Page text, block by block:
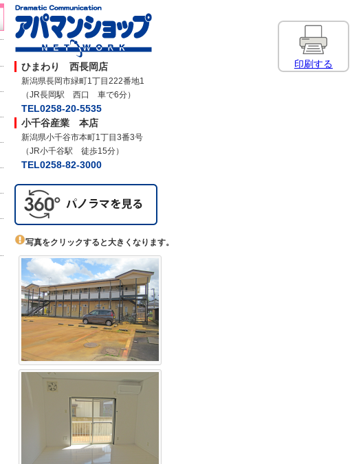
ひまわり 西長岡店
新潟県長岡市緑町1丁目222番地1
（JR長岡駅 西口 車で6分）
TEL0258-20-5535
小千谷産業 本店
新潟県小千谷市本町1丁目3番3号
（JR小千谷駅 徒歩15分）
TEL0258-82-3000
写真をクリックすると大きくなります。
印刷する